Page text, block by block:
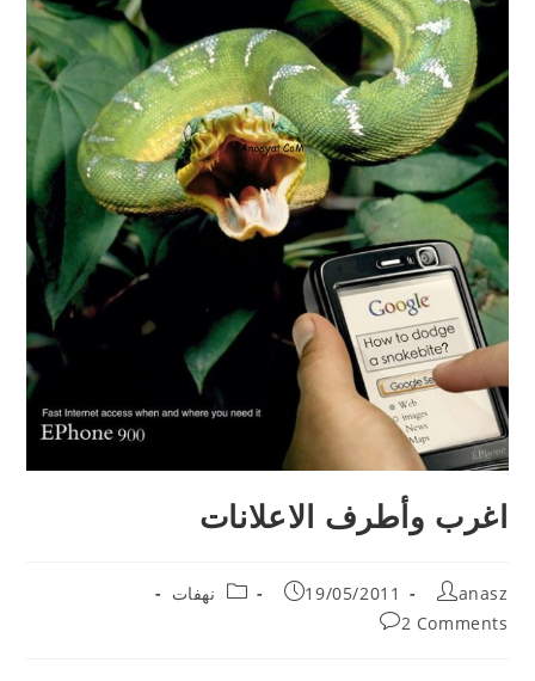
اغرب وأطرف الاعلانات
Post
author:
anasz
Post
published:
19/05/2011
Postنهفات
Post
2 Comments